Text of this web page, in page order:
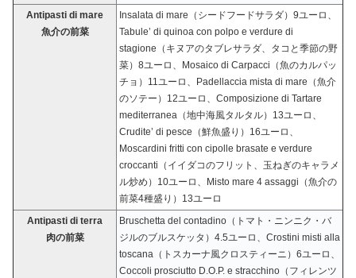
Antipasti di mare
魚介の前菜
Insalata di mare（シードフードサラダ）9ユーロ、
Tabule’ di quinoa con polpo e verdure di
stagione（キヌアのタブレサラダ、タコと季節の野
菜）8ユーロ、Mosaico di Carpacci（魚のカルパッ
チョ）11ユーロ、Padellaccia mista di mare（魚介
のソテー）12ユーロ、Composizione di Tartare
mediterranea（地中海風タルタル）13ユーロ、
Crudite’ di pesce（鮮魚盛り）16ユーロ、
Moscardini fritti con cipolle brasate e verdure
croccanti（イイダコのフリット、玉ねぎのキャラメ
ル炒め）10ユーロ、Misto mare 4 assaggi（魚介の
前菜4種盛り）13ユーロ
Antipasti di terra
肉の前菜
Bruschetta del contadino（トマト・ニンニク・バ
ジルのブルスケッタ）4.5ユーロ、Crostini misti alla
toscana（トスカーナ風クロスティーニ）6ユーロ、
Coccoli prosciutto D.O.P. e stracchino（フィレンツ